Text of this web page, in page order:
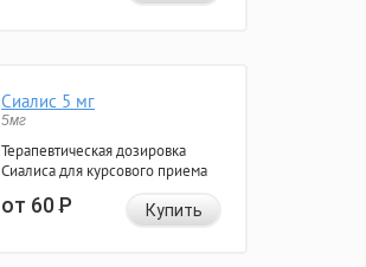
Сиалис 5 мг
5мг
Терапевтическая дозировка
Сиалиса для курсового приема
от 60Р Купить